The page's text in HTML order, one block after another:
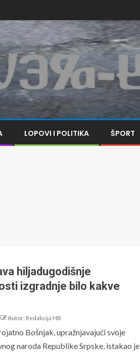
LOPOVI I POLITIKA ŠPORT
hiljadugodišnje
izgradnje bilo kakve
Autor: Redakcija HB
Bošnjak, upražnjavajući svoje
naroda Republike Srpske, istakao je